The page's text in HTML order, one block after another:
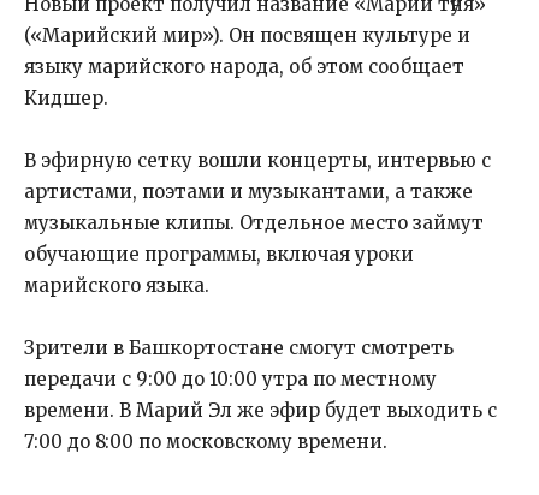
(«Марийский мир»). Он посвящен культуре и
языку марийского народа, об этом сообщает
Кидшер.
В эфирную сетку вошли концерты, интервью с
артистами, поэтами и музыкантами, а также
музыкальные клипы. Отдельное место займут
обучающие программы, включая уроки
марийского языка.
Зрители в Башкортостане смогут смотреть
передачи с 9:00 до 10:00 утра по местному
времени. В Марий Эл же эфир будет выходить с
7:00 до 8:00 по московскому времени.